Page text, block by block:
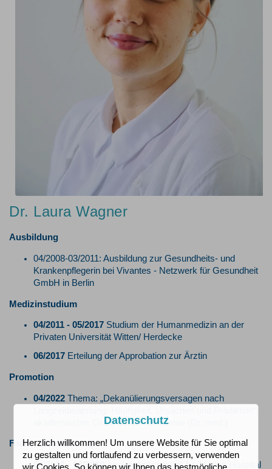
Dr. Laura Wagner
Ausbildung
04/2008-03/2011: Ausbildung zur Gesundheits- und
Krankenpflegerin bei Vivantes - Netzwerk für Gesundheit
GmbH in Berlin
Medizinstudium
04/2011 - 05/2017 Studium der Humanmedizin an der
Privaten Universität Witten/ Herdecke
06/2017 Erteilung der Approbation zur Ärztin
Promotion
04/2022 Thema: „Dekanülierungsversagen nach
akademischer Grad: doctor medicinae (Dr. med.)
Facharztausbildung
04/2018 - 03/2019Assistenzärztin am St. Marien Hospital
Datenschutz
Herzlich willkommen! Um unsere Website für Sie optimal
zu gestalten und fortlaufend zu verbessern, verwenden